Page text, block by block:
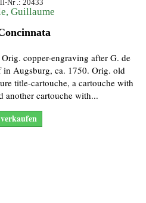
Nr .: 20433
Guillaume
copper-engraving after G. de
Augsburg, ca. 1750. Orig. old
title-cartouche, a cartouche with
another cartouche with...